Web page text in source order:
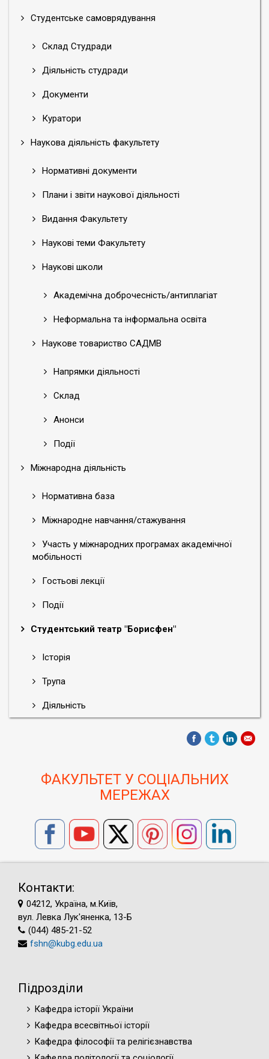
Студентське самоврядування
Склад Студради
Діяльність студради
Документи
Куратори
Наукова діяльність факультету
Нормативні документи
Плани і звіти наукової діяльності
Видання Факультету
Наукові теми Факультету
Наукові школи
Академічна доброчесність/антиплагіат
Неформальна та інформальна освіта
Наукове товариство САДМВ
Напрямки діяльності
Склад
Анонси
Події
Міжнародна діяльність
Нормативна база
Міжнародне навчання/стажування
Участь у міжнародних програмах академічної
мобільності
Гостьові лекції
Події
Студентський театр "Борисфен"
Історія
Трупа
Діяльність
ФАКУЛЬТЕТ У СОЦІАЛЬНИХ
МЕРЕЖАХ
Контакти:
04212, Україна, м.Київ,
вул. Левка Лук'яненка, 13-Б
(044) 485-21-52
fshn@kubg.edu.ua
Підрозділи
Кафедра історії України
Кафедра всесвітньої історії
Кафедра філософії та релігієзнавства